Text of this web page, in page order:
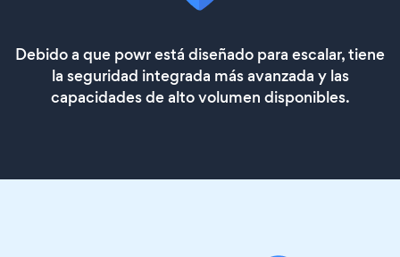
Debido a que powr está diseñado para escalar, tiene
la seguridad integrada más avanzada y las
capacidades de alto volumen disponibles.